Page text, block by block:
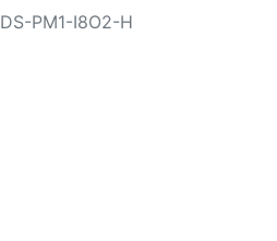
DS-PM1-I8O2-H